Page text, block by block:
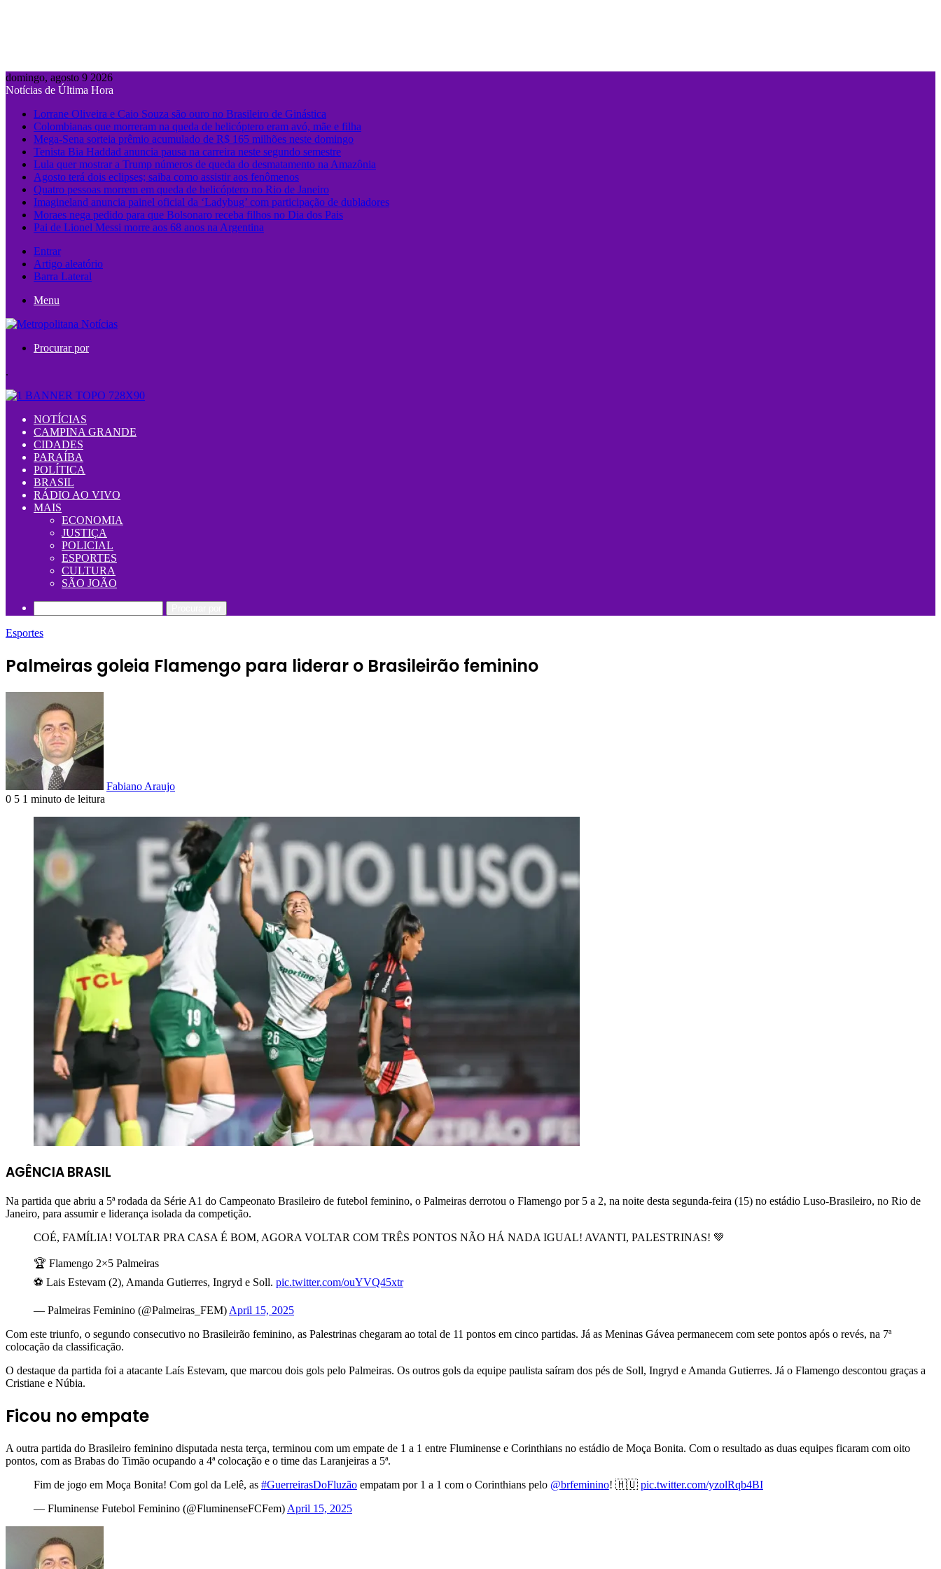
domingo, agosto 9 2026
Notícias de Última Hora
Lorrane Oliveira e Caio Souza são ouro no Brasileiro de Ginástica
Colombianas que morreram na queda de helicóptero eram avó, mãe e filha
Mega-Sena sorteia prêmio acumulado de R$ 165 milhões neste domingo
Tenista Bia Haddad anuncia pausa na carreira neste segundo semestre
Lula quer mostrar a Trump números de queda do desmatamento na Amazônia
Agosto terá dois eclipses; saiba como assistir aos fenômenos
Quatro pessoas morrem em queda de helicóptero no Rio de Janeiro
Imagineland anuncia painel oficial da ‘Ladybug’ com participação de dubladores
Moraes nega pedido para que Bolsonaro receba filhos no Dia dos Pais
Pai de Lionel Messi morre aos 68 anos na Argentina
Entrar
Artigo aleatório
Barra Lateral
Menu
Procurar por
.
NOTÍCIAS
CAMPINA GRANDE
CIDADES
PARAÍBA
POLÍTICA
BRASIL
RÁDIO AO VIVO
MAIS
ECONOMIA
JUSTIÇA
POLICIAL
ESPORTES
CULTURA
SÃO JOÃO
Esportes
Palmeiras goleia Flamengo para liderar o Brasileirão feminino
Fabiano Araujo
0 5 1 minuto de leitura
AGÊNCIA BRASIL
Na partida que abriu a 5ª rodada da Série A1 do Campeonato Brasileiro de futebol feminino, o Palmeiras derrotou o Flamengo por 5 a 2, na noite desta segunda-feira (15) no estádio Luso-Brasileiro, no Rio de
Janeiro, para assumir e liderança isolada da competição.
COÉ, FAMÍLIA! VOLTAR PRA CASA É BOM, AGORA VOLTAR COM TRÊS PONTOS NÃO HÁ NADA IGUAL! AVANTI, PALESTRINAS! 💚
🏆 Flamengo 2×5 Palmeiras
⚽ Lais Estevam (2), Amanda Gutierres, Ingryd e Soll. pic.twitter.com/ouYVQ45xtr
— Palmeiras Feminino (@Palmeiras_FEM) April 15, 2025
Com este triunfo, o segundo consecutivo no Brasileirão feminino, as Palestrinas chegaram ao total de 11 pontos em cinco partidas. Já as Meninas Gávea permanecem com sete pontos após o revés, na 7ª
colocação da classificação.
O destaque da partida foi a atacante Laís Estevam, que marcou dois gols pelo Palmeiras. Os outros gols da equipe paulista saíram dos pés de Soll, Ingryd e Amanda Gutierres. Já o Flamengo descontou graças a
Cristiane e Núbia.
Ficou no empate
A outra partida do Brasileiro feminino disputada nesta terça, terminou com um empate de 1 a 1 entre Fluminense e Corinthians no estádio de Moça Bonita. Com o resultado as duas equipes ficaram com oito
pontos, com as Brabas do Timão ocupando a 4ª colocação e o time das Laranjeiras a 5ª.
Fim de jogo em Moça Bonita! Com gol da Lelê, as #GuerreirasDoFluzão empatam por 1 a 1 com o Corinthians pelo @brfeminino! 🇭🇺 pic.twitter.com/yzolRqb4BI
— Fluminense Futebol Feminino (@FluminenseFCFem) April 15, 2025